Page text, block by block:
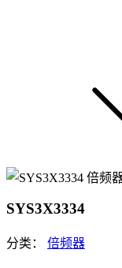
SYS3X3334
分类： 倍频器